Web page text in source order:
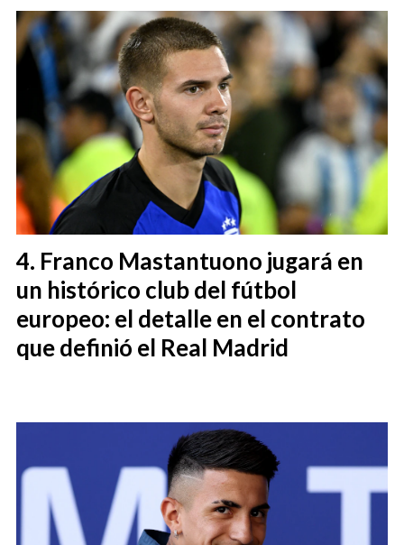
Franco Mastantuono jugará en
un histórico club del fútbol
europeo: el detalle en el contrato
que definió el Real Madrid